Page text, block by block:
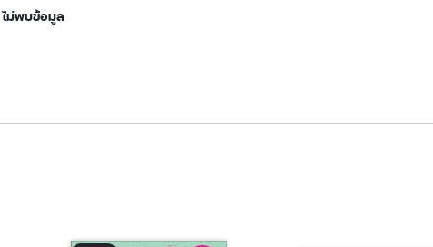
ไม่พบข้อมูล